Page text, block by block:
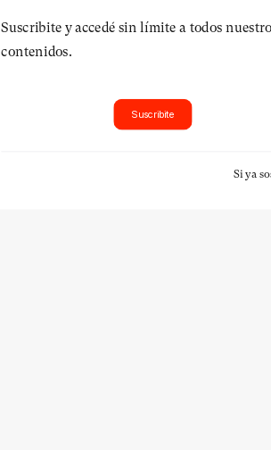
Suscribite y accedé sin límite a todos
contenidos.
Suscribite
Si ya